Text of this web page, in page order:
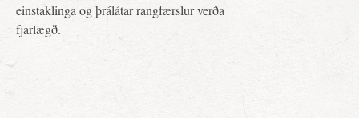
einstaklinga og þrálátar rangfærslur verða
fjarlægð.